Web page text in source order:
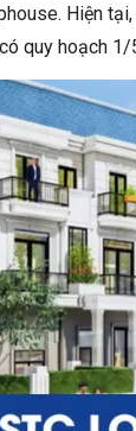
Hiện
quy hoạch 1/